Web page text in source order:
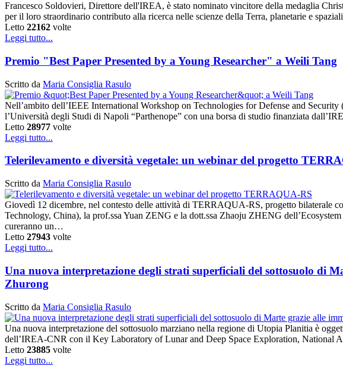
Francesco Soldovieri, Direttore dell'IREA, è stato nominato vincitore della medaglia
per il loro straordinario contributo alla ricerca nelle scienze della Terra, planetarie e
Letto 22162 volte
Leggi tutto...
Premio "Best Paper Presented by a Young Researcher" a Weili Tang
Scritto da Maria Consiglia Rasulo
Nell’ambito dell’IEEE International Workshop on Technologies for Defense and
l’Università degli Studi di Napoli “Parthenope” con una borsa di studio finanziata
Letto 28977 volte
Leggi tutto...
Telerilevamento e diversità vegetale: un webinar del progetto
Scritto da Maria Consiglia Rasulo
Giovedì 12 dicembre, nel contesto delle attività di TERRAQUA-RS, progetto bilaterale
Technology, China), la prof.ssa Yuan ZENG e la dott.ssa Zhaoju ZHENG
cureranno un…
Letto 27943 volte
Leggi tutto...
Una nuova interpretazione degli strati superficiali del sottosuolo di
Zhurong
Scritto da Maria Consiglia Rasulo
Una nuova interpretazione del sottosuolo marziano nella regione di Utopia Planitia è
dell’IREA-CNR con il Key Laboratory of Lunar and Deep Space Exploration, National
Letto 23885 volte
Leggi tutto...